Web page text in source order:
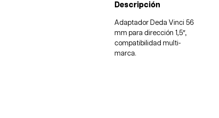
Descripción
Adaptador Deda Vinci 56
mm para dirección 1,5″,
compatibilidad multi-
marca.